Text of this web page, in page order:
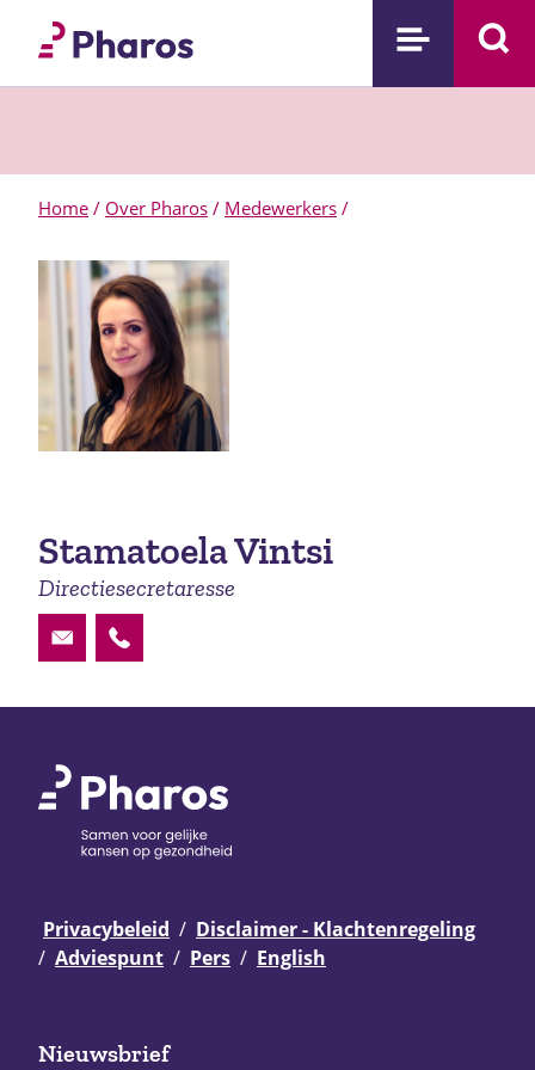
Home / Over Pharos / Medewerkers /
Stamatoela Vintsi
Directiesecretaresse
S.Vintsi@pharos.nl
030 2349800
Privacybeleid
Disclaimer - Klachtenregeling
Adviespunt
Pers English
Nieuwsbrief